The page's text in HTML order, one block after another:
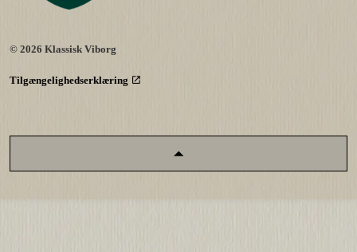
© 2026 Klassisk Viborg
Tilgængelighedserklæring